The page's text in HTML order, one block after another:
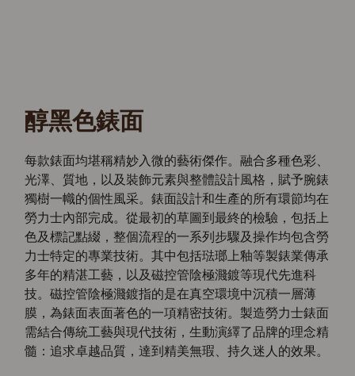
醇黑色錶面
每款錶面均堪稱精妙入微的藝術傑作。融合多種色彩、
光澤、質地，以及裝飾元素與整體設計風格，賦予腕錶
獨樹一幟的個性風采。錶面設計和生產的所有環節均在
勞力士內部完成。從最初的草圖到最終的檢驗，包括上
色及標記點綴，整個流程的一系列步驟及操作均包含勞
力士特定的專業技術。其中包括琺瑯上釉等製錶業傳承
多年的精湛工藝，以及磁控管陰極濺鍍等現代先進科
技。磁控管陰極濺鍍指的是在真空環境中沉積一層薄
膜，為錶面表面著色的一項精密技術。製造勞力士錶面
需結合傳統工藝與現代技術，生動演繹了品牌的理念精
髓：追求卓越品質，達到精美無瑕、持久迷人的效果。